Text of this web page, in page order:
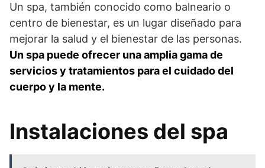
Un spa, también conocido como balneario o
centro de bienestar, es un lugar diseñado para
mejorar la salud y el bienestar de las personas.
Un spa puede ofrecer una amplia gama de
servicios y tratamientos para el cuidado del
cuerpo y la mente.
Instalaciones del spa